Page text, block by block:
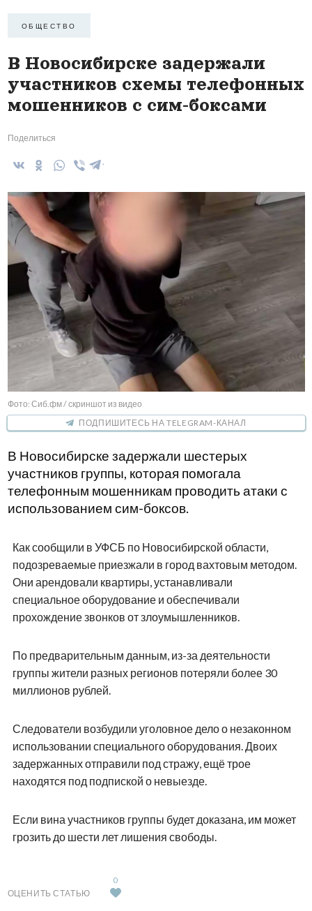
ОБЩЕСТВО
В Новосибирске задержали
участников схемы телефонных
мошенников с сим-боксами
Поделиться
Фото: Сиб.фм / скриншот из видео
ПОДПИШИТЕСЬ НА TELEGRAM-КАНАЛ
В Новосибирске задержали шестерых
участников группы, которая помогала
телефонным мошенникам проводить атаки с
использованием сим-боксов.
Как сообщили в УФСБ по Новосибирской области,
подозреваемые приезжали в город вахтовым методом.
Они арендовали квартиры, устанавливали
специальное оборудование и обеспечивали
прохождение звонков от злоумышленников.
По предварительным данным, из-за деятельности
группы жители разных регионов потеряли более 30
миллионов рублей.
Следователи возбудили уголовное дело о незаконном
использовании специального оборудования. Двоих
задержанных отправили под стражу, ещё трое
находятся под подпиской о невыезде.
Если вина участников группы будет доказана, им может
грозить до шести лет лишения свободы.
ОЦЕНИТЬ СТАТЬЮ
0